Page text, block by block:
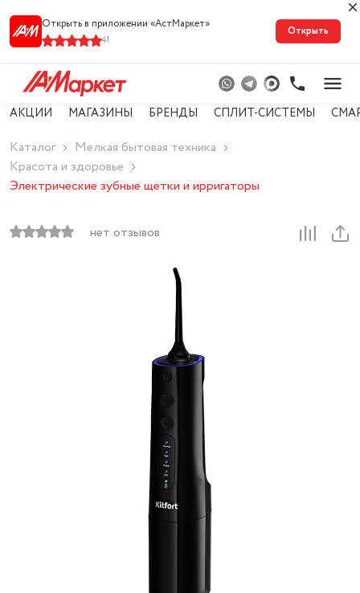
Открыть в приложении «АстМарке‪т‬»
41
Открыть
АКЦИИ МАГАЗИНЫ БРЕНДЫ СПЛИТ-СИСТЕМЫ
Каталог
Мелкая бытовая техника
Красота и здоровье
Электрические зубные щетки и ирригаторы
нет отзывов